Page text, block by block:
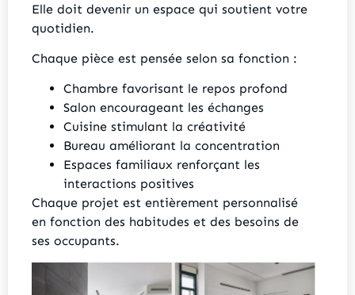
Elle doit devenir un espace qui soutient votre
quotidien.
Chaque pièce est pensée selon sa fonction :
Chambre favorisant le repos profond
Salon encourageant les échanges
Cuisine stimulant la créativité
Bureau améliorant la concentration
Espaces familiaux renforçant les
interactions positives
Chaque projet est entièrement personnalisé
en fonction des habitudes et des besoins de
ses occupants.